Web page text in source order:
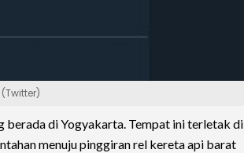
berada di Yogyakarta. Tempat ini terletak di
menuju pinggiran rel kereta api barat